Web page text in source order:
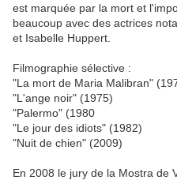
est marquée par la mort et
beaucoup avec des actrices
et Isabelle Huppert.
Filmographie sélective :
"La mort de Maria Malibran"
"L'ange noir" (1975)
"Palermo" (1980
"Le jour des idiots" (1982)
"Nuit de chien" (2009)
En 2008 le jury de la Mostra de